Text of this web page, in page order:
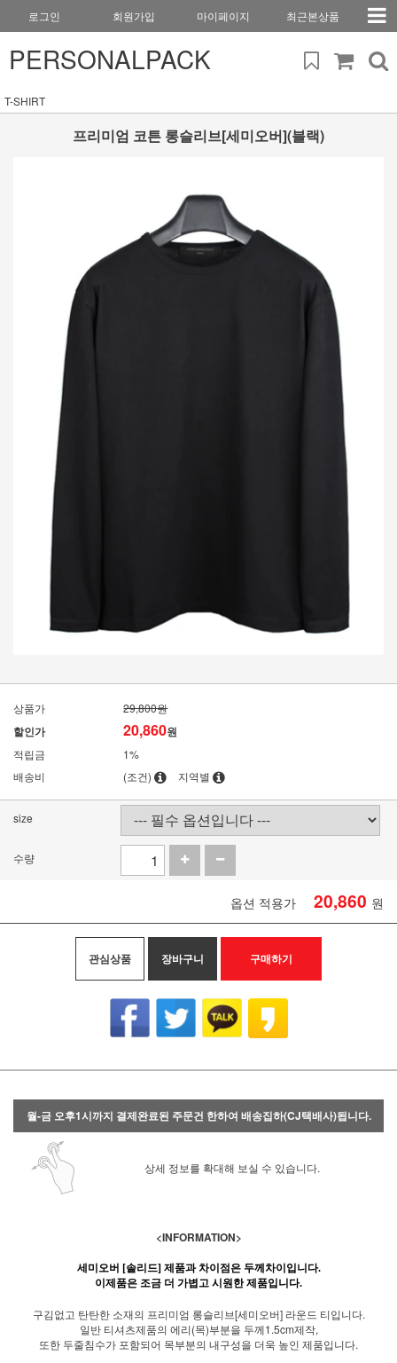
로그인 회원가입 마이페이지 최근본상품
PERSONALPACK
T-SHIRT
프리미엄 코튼 롱슬리브[세미오버](블랙)
상품가 29,800원
할인가 20,860원
적립금
1%
배송비
(조건) 지역별
size
수량
옵션 적용가 20,860 원
관심상품 장바구니 구매하기
월-금 오후1시까지 결제완료된 주문건 한하여 배송집하(CJ택배사)됩니다.
상세 정보를 확대해 보실 수 있습니다.
<INFORMATION>
세미오버 [솔리드] 제품과 차이점은 두께차이입니다.
이제품은 조금 더 가볍고 시원한 제품입니다.
구김없고 탄탄한 소재의 프리미엄 롱슬리브[세미오버] 라운드 티입니다.
일반 티셔츠제품의 에리(목)부분을 두께1.5cm제작,
또한 두줄침수가 포함되어 목부분의 내구성을 더욱 높인 제품입니다.